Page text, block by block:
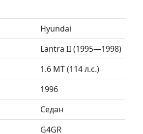
Hyundai
Lantra II (1995—1998)
1.6 MT (114 л.с.)
1996
Седан
G4GR